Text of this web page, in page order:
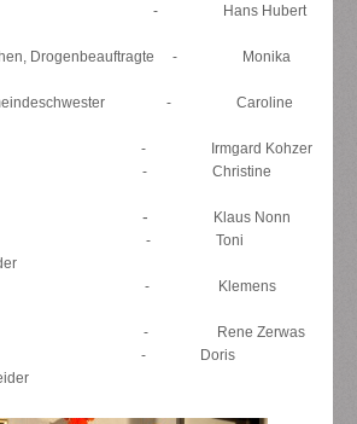
- Hans Hubert
Drogenbeauftragte - Monika
-
Caroline
Irmgard Kohzer
- Christine
Klaus Nonn
- Toni
- Klemens
- Rene Zerwas
- Doris